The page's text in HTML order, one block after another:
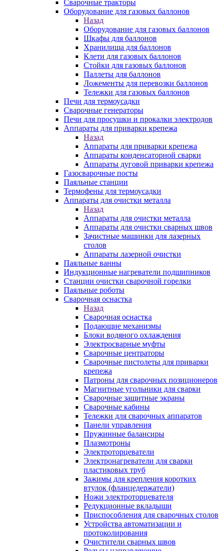
Сварочные тракторы
Оборудование для газовых баллонов
Назад
Оборудование для газовых баллонов
Шкафы для баллонов
Хранилища для баллонов
Клети для газовых баллонов
Стойки для газовых баллонов
Паллеты для баллонов
Ложементы для перевозки баллонов
Тележки для газовых баллонов
Печи для термоусадки
Сварочные генераторы
Печи для просушки и прокалки электродов
Аппараты для приварки крепежа
Назад
Аппараты для приварки крепежа
Аппараты конденсаторной сварки
Аппараты дуговой приварки крепежа
Газосварочные посты
Паяльные станции
Термофены для термоусадки
Аппараты для очистки металла
Назад
Аппараты для очистки металла
Аппараты для очистки сварных швов
Зачистные машинки для лазерных
столов
Аппараты лазерной очистки
Паяльные ванны
Индукционные нагреватели подшипников
Станции очистки сварочной горелки
Паяльные роботы
Сварочная оснастка
Назад
Сварочная оснастка
Подающие механизмы
Блоки водяного охлаждения
Электросварные муфты
Сварочные центраторы
Сварочные пистолеты для приварки
крепежа
Патроны для сварочных позиционеров
Магнитные угольники для сварки
Сварочные защитные экраны
Сварочные кабины
Тележки для сварочных аппаратов
Панели управления
Пружинные балансиры
Плазмотроны
Электроторцеватели
Электронагреватели для сварки
пластиковых труб
Зажимы для крепления коротких
втулок (фланцедержатели)
Ножи электроторцевателя
Редукционные вкладыши
Приспособления для сварочных столов
Устройства автоматизации и
протоколирования
Очистители сварных швов